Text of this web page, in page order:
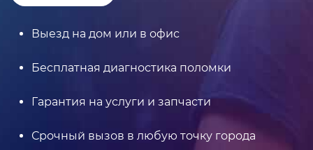
Выезд на дом или в офис
Бесплатная диагностика поломки
Гарантия на услуги и запчасти
Срочный вызов в любую точку города